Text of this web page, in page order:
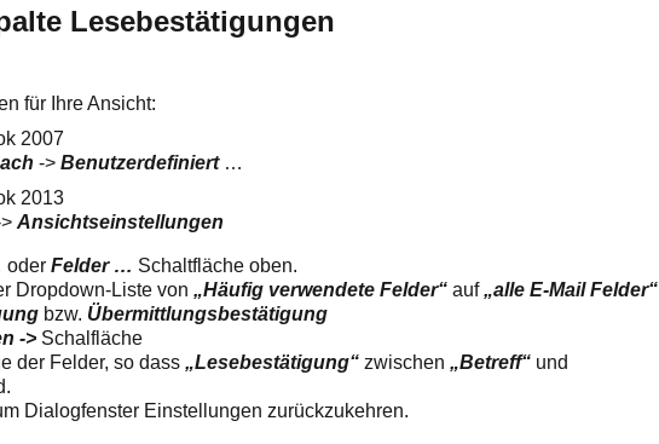
Lesebestätigungen
für Ihre Ansicht:
2007
->Benutzerdefiniert …
2013
>Ansichtseinstellungen
oderFelder … Schaltfläche oben.
Dropdown-Liste von„Häufig verwendete Felder“auf„alle E-Mail Felder“
bzw. Übermittlungsbestätigung
-> Schalfläche
der Felder, so dass„Lesebestätigung“zwischen„Betreff“ und
Dialogfenster Einstellungen zurückzukehren.